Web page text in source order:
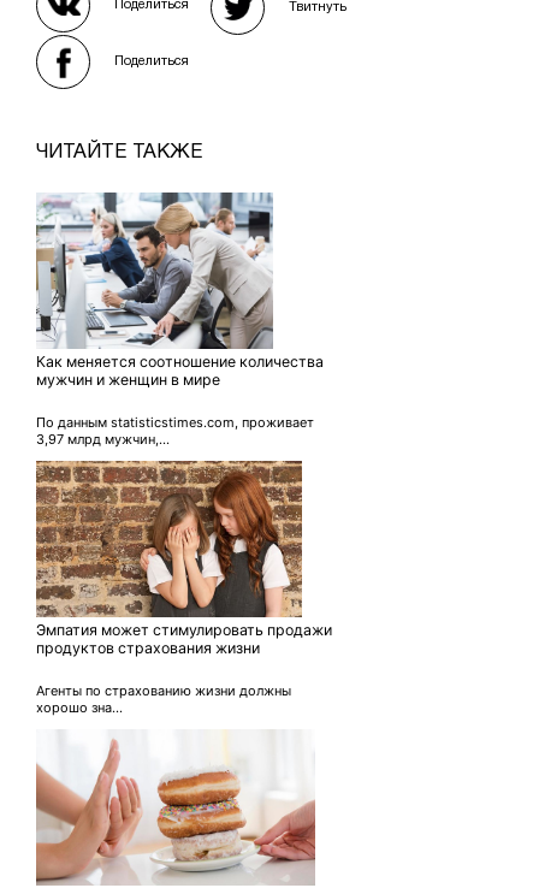
Поделиться Твитнуть
Поделиться
ЧИТАЙТЕ ТАКЖЕ
Как меняется соотношение количества
мужчин и женщин в мире
По данным statisticstimes.com, проживает
3,97 млрд мужчин,...
Эмпатия может стимулировать продажи
продуктов страхования жизни
Агенты по страхованию жизни должны
хорошо зна...